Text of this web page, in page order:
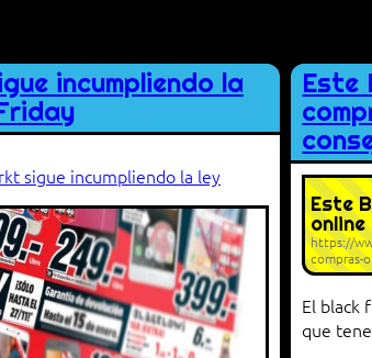
incumpliendo la
sigue incumpliendo la ley
Este
Este
online
https://
compras-
El black
que